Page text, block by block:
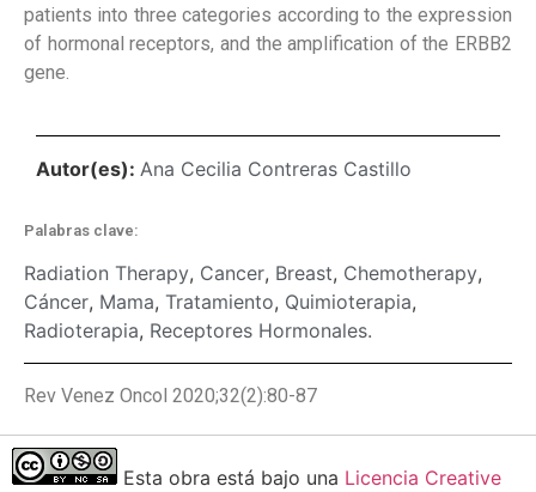
patients into three categories according to the expression
of hormonal receptors, and the amplification of the ERBB2
gene.
Autor(es): Ana Cecilia Contreras Castillo
Palabras clave:
Radiation Therapy, Cancer, Breast, Chemotherapy,
Cáncer, Mama, Tratamiento, Quimioterapia,
Radioterapia, Receptores Hormonales.
Rev Venez Oncol 2020;32(2):80-87
Esta obra está bajo una Licencia Creative